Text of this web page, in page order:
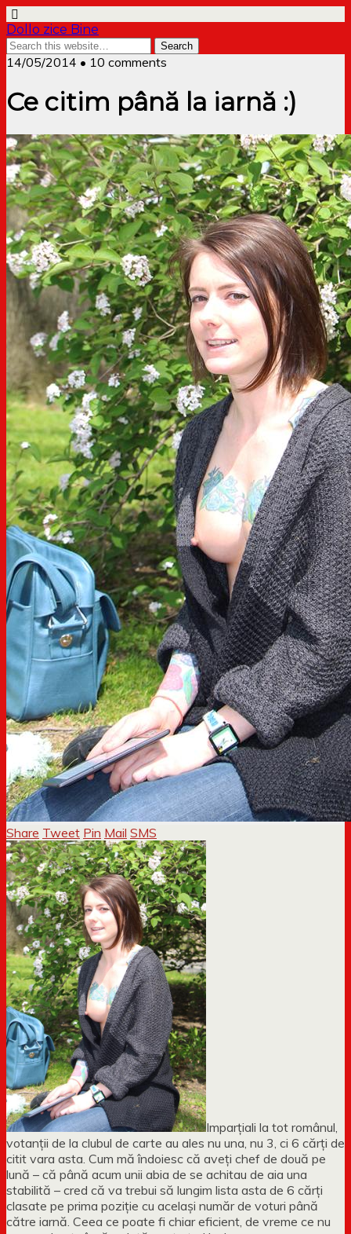
Dollo zice Bine
14/05/2014 • 10 comments
Ce citim până la iarnă :)
Share Tweet Pin Mail SMS
Imparțiali la tot românul,
votanții de la clubul de carte au ales nu una, nu 3, ci 6 cărți de
citit vara asta. Cum mă îndoiesc că aveți chef de două pe
lună – că până acum unii abia de se achitau de aia una
stabilită – cred că va trebui să lungim lista asta de 6 cărți
clasate pe prima poziție cu același număr de voturi până
către iarnă. Ceea ce poate fi chiar eficient, de vreme ce nu